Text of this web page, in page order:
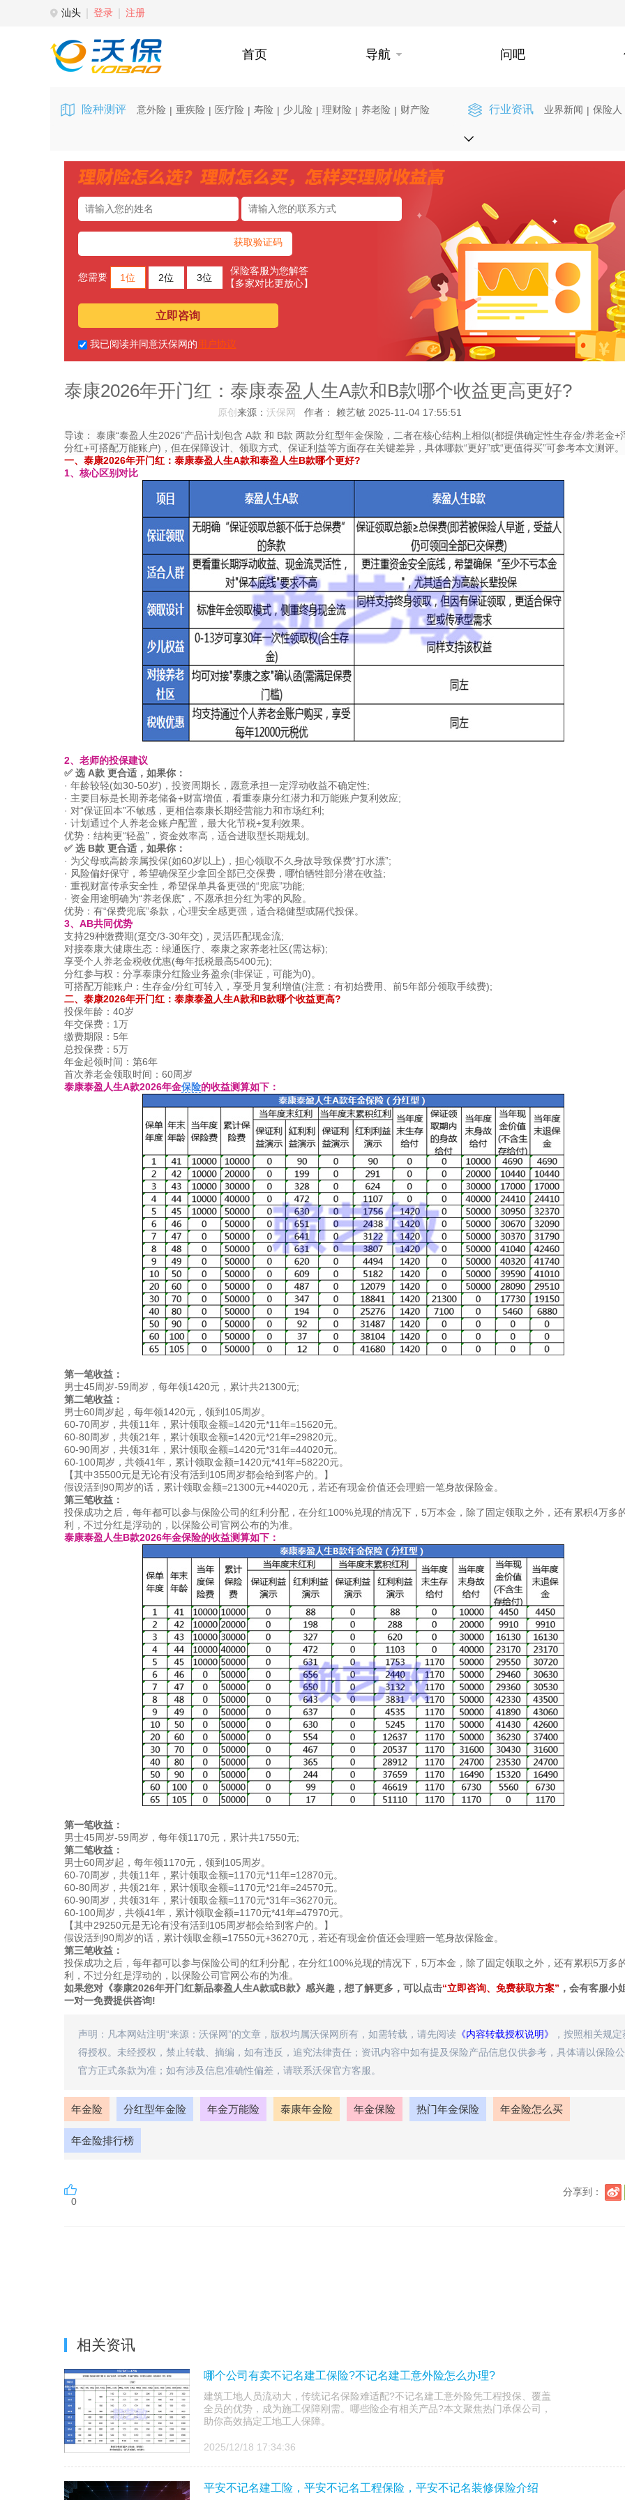
汕头 登录 注册
首页 导航 问吧
险种测评 意外险 | 重疾险 | 医疗险 | 寿险 | 少儿险 | 理财险 | 养老险 | 财产险 行业资讯 业界新闻 | 保险人
获取验证码
您需要 1位 2位 3位
保险客服为您解答
【多家对比更放心】
立即咨询
我已阅读并同意沃保网的 用户协议
泰康2026年开门红：泰康泰盈人生A款和B款哪个收益更高更好?
原创 来源： 沃保网 作者： 赖艺敏 2025-11-04 17:55:51
导读：
泰康“泰盈人生2026”产品计划包含 A款 和 B款 两款分红型年金保险，二者在核心结构上相似(都提供确定性生存金/养老金+
分红+可搭配万能账户)，但在保障设计、领取方式、保证利益等方面存在关键差异，具体哪款“更好”或“更值得买”可参考本文测评。
一、泰康2026年开门红：泰康泰盈人生A款和泰盈人生B款哪个更好?
1、核心区别对比
2、老师的投保建议
✅ 选 A款 更合适，如果你：
· 年龄较轻(如30-50岁)，投资周期长，愿意承担一定浮动收益不确定性;
· 主要目标是长期养老储备+财富增值，看重泰康分红潜力和万能账户复利效应;
· 对“保证回本”不敏感，更相信泰康长期经营能力和市场红利;
· 计划通过个人养老金账户配置，最大化节税+复利效果。
优势：结构更“轻盈”，资金效率高，适合进取型长期规划。
✅ 选 B款 更合适，如果你：
· 为父母或高龄亲属投保(如60岁以上)，担心领取不久身故导致保费“打水漂”;
· 风险偏好保守，希望确保至少拿回全部已交保费，哪怕牺牲部分潜在收益;
· 重视财富传承安全性，希望保单具备更强的“兜底”功能;
· 资金用途明确为“养老保底”，不愿承担分红为零的风险。
优势：有“保费兜底”条款，心理安全感更强，适合稳健型或隔代投保。
3、AB共同优势
支持29种缴费期(趸交/3-30年交)，灵活匹配现金流;
对接泰康大健康生态：绿通医疗、泰康之家养老社区(需达标);
享受个人养老金税收优惠(每年抵税最高5400元);
分红参与权：分享泰康分红险业务盈余(非保证，可能为0)。
可搭配万能账户：生存金/分红可转入，享受月复利增值(注意：有初始费用、前5年部分领取手续费);
二、泰康2026年开门红：泰康泰盈人生A款和B款哪个收益更高?
投保年龄：40岁
年交保费：1万
缴费期限：5年
总投保费：5万
年金起领时间：第6年
首次养老金领取时间：60周岁
泰康泰盈人生A款2026年金保险的收益测算如下：
第一笔收益：
男士45周岁-59周岁，每年领1420元，累计共21300元;
第二笔收益：
男士60周岁起，每年领1420元，领到105周岁。
60-70周岁，共领11年，累计领取金额=1420元*11年=15620元。
60-80周岁，共领21年，累计领取金额=1420元*21年=29820元。
60-90周岁，共领31年，累计领取金额=1420元*31年=44020元。
60-100周岁，共领41年，累计领取金额=1420元*41年=58220元。
【其中35500元是无论有没有活到105周岁都会给到客户的。】
假设活到90周岁的话，累计领取金额=21300元+44020元，若还有现金价值还会理赔一笔身故保险金。
第三笔收益：
投保成功之后，每年都可以参与保险公司的红利分配，在分红100%兑现的情况下，5万本金，除了固定领取之外，还有累积4万多
利，不过分红是浮动的，以保险公司官网公布的为准。
泰康泰盈人生B款2026年金保险的收益测算如下：
第一笔收益：
男士45周岁-59周岁，每年领1170元，累计共17550元;
第二笔收益：
男士60周岁起，每年领1170元，领到105周岁。
60-70周岁，共领11年，累计领取金额=1170元*11年=12870元。
60-80周岁，共领21年，累计领取金额=1170元*21年=24570元。
60-90周岁，共领31年，累计领取金额=1170元*31年=36270元。
60-100周岁，共领41年，累计领取金额=1170元*41年=47970元。
【其中29250元是无论有没有活到105周岁都会给到客户的。】
假设活到90周岁的话，累计领取金额=17550元+36270元，若还有现金价值还会理赔一笔身故保险金。
第三笔收益：
投保成功之后，每年都可以参与保险公司的红利分配，在分红100%兑现的情况下，5万本金，除了固定领取之外，还有累积5万多
利，不过分红是浮动的，以保险公司官网公布的为准。
如果您对《泰康2026年开门红新品泰盈人生A款或B款》感兴趣，想了解更多，可以点击“立即咨询、免费获取方案” ，会有客服小
一对一免费提供咨询!
声明：凡本网站注明“来源：沃保网”的文章，版权均属沃保网所有，如需转载，请先阅读《内容转载授权说明》
，按照相关规定
得授权。未经授权，禁止转载、摘编，如有违反，追究法律责任；资讯内容中如有提及保险产品信息仅供参考，具体请以保险
官方正式条款为准；如有涉及信息准确性偏差，请联系沃保官方客服。
年金险 分红型年金险 年金万能险 泰康年金险 年金保险 热门年金保险 年金险怎么买
年金险排行榜
0
分享到：
相关资讯
哪个公司有卖不记名建工保险?不记名建工意外险怎么办理?
建筑工地人员流动大，传统记名保险难适配?不记名建工意外险凭工程投保、覆盖
全员的优势，成为施工保障刚需。哪些险企有相关产品?本文聚焦热门承保公司，
助你高效搞定工地工人保障。
2025/12/18 17:34:36
平安不记名建工险，平安不记名工程保险，平安不记名装修保险介绍